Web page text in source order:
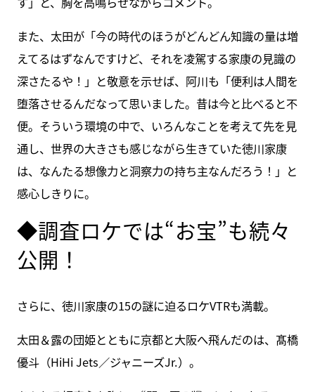
また、太田が「今の時代のほうがどんどん知識の量は増
えてるはずなんですけど、それを凌駕する家康の見識の
深さたるや！」と敬意を示せば、阿川も「便利は人間を
堕落させるんだなって思いました。昔は今と比べると不
便。そういう環境の中で、いろんなことを考えて先を見
通し、世界の大きさも感じながら生きていた徳川家康
は、なんたる想像力と洞察力の持ち主なんだろう！」と
感心しきりに。
◆調査ロケでは“お宝”も続々
公開！
さらに、徳川家康の15の謎に迫るロケVTRも満載。
太田＆露の団姫とともに京都と大阪へ飛んだのは、髙橋
優斗（HiHi Jets／ジャニーズJr.）。